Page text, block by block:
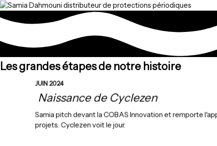
Les grandes étapes de notre histoire
JUIN 2024
Naissance de Cyclezen
Samia pitch devant la COBAS Innovation et remporte
projets. Cyclezen voit le jour.